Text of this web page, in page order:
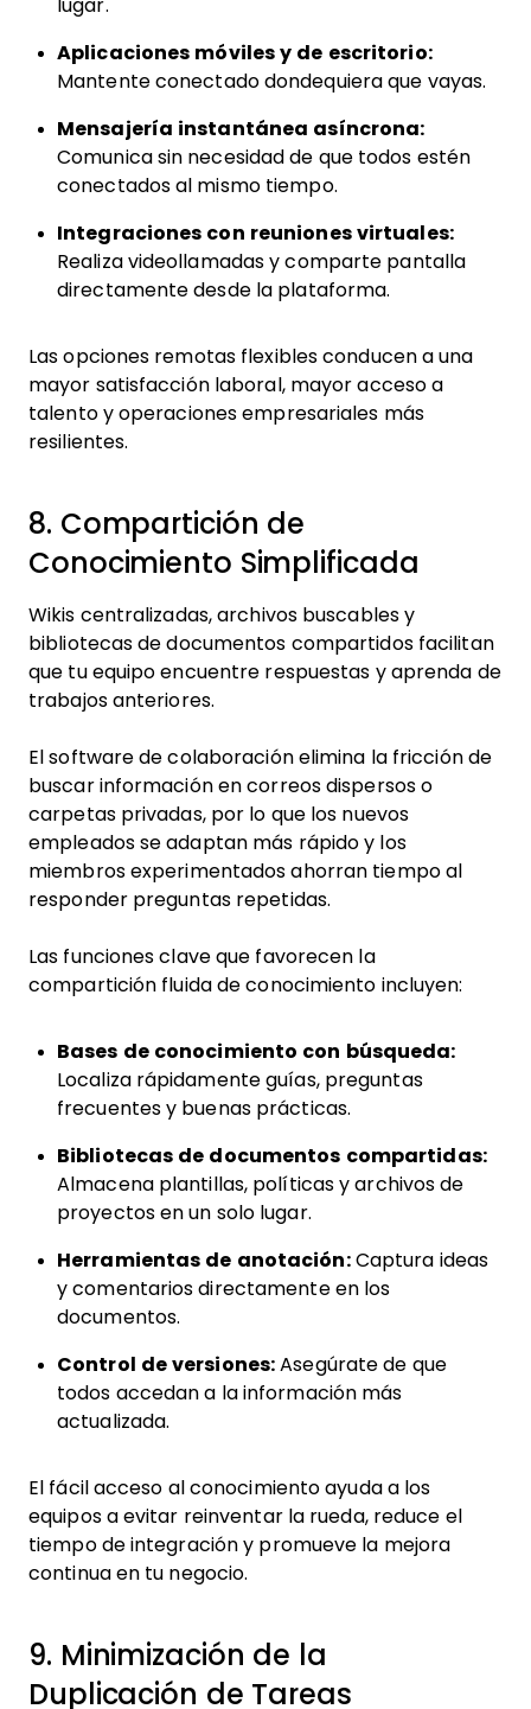
lugar.
Aplicaciones móviles y de escritorio:
Mantente conectado dondequiera que vayas.
Mensajería instantánea asíncrona:
Comunica sin necesidad de que todos estén
conectados al mismo tiempo.
Integraciones con reuniones virtuales:
Realiza videollamadas y comparte pantalla
directamente desde la plataforma.
Las opciones remotas flexibles conducen a una
mayor satisfacción laboral, mayor acceso a
talento y operaciones empresariales más
resilientes.
8. Compartición de
Conocimiento Simplificada
Wikis centralizadas, archivos buscables y
bibliotecas de documentos compartidos facilitan
que tu equipo encuentre respuestas y aprenda de
trabajos anteriores.
El software de colaboración elimina la fricción de
buscar información en correos dispersos o
carpetas privadas, por lo que los nuevos
empleados se adaptan más rápido y los
miembros experimentados ahorran tiempo al
responder preguntas repetidas.
Las funciones clave que favorecen la
compartición fluida de conocimiento incluyen:
Bases de conocimiento con búsqueda:
Localiza rápidamente guías, preguntas
frecuentes y buenas prácticas.
Bibliotecas de documentos compartidas:
Almacena plantillas, políticas y archivos de
proyectos en un solo lugar.
Herramientas de anotación:Captura ideas
y comentarios directamente en los
documentos.
Control de versiones: Asegúrate de que
todos accedan a la información más
actualizada.
El fácil acceso al conocimiento ayuda a los
equipos a evitar reinventar la rueda, reduce el
tiempo de integración y promueve la mejora
continua en tu negocio.
9. Minimización de la
Duplicación de Tareas